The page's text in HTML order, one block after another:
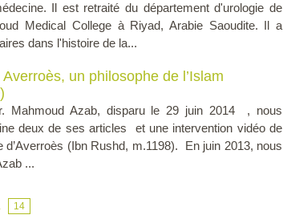
Il est retraité du département d'urologie de
Medical College à Riyad, Arabie Saoudite. Il a
dans l'histoire de la...
un philosophe de l’Islam
Mahmoud Azab, disparu le 29 juin 2014 , nous
deux de ses articles et une intervention vidéo de
d’Averroès (Ibn Rushd, m.1198). En juin 2013, nous
...
14